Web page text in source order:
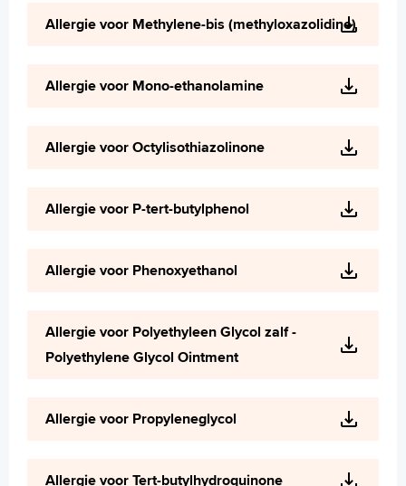
Allergie voor Methylene-bis (methyloxazolidine)
Allergie voor Mono-ethanolamine
Allergie voor Octylisothiazolinone
Allergie voor P-tert-butylphenol
Allergie voor Phenoxyethanol
Allergie voor Polyethyleen Glycol zalf -
Polyethylene Glycol Ointment
Allergie voor Propyleneglycol
Allergie voor Tert-butylhydroquinone